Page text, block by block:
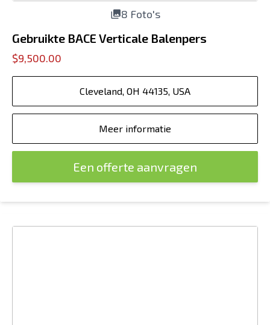
8 Foto's
Gebruikte BACE Verticale Balenpers
$9,500.00
Cleveland, OH 44135, USA
Meer informatie
Een offerte aanvragen